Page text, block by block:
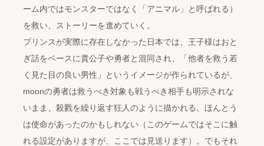
ーム内ではモンスターではなく「アニマル」と呼ばれる）
を救い、ストーリーを進めていく。
プリンスが実際に存在しなかった日本では、王子様はおと
ぎ話をベースに貴公子や勇者と混同され、「他者を救う若
く見た目の良い男性」というイメージが作られているが、
moonの勇者は救うべき対象も戦うべき相手も明示されな
いまま、殺戮を繰り返す狂人のように描かれる。ほんとう
は使命があったのかもしれない（このゲームではそこに触
れる設定がありますが、ここでは見送ります）。でもそれ